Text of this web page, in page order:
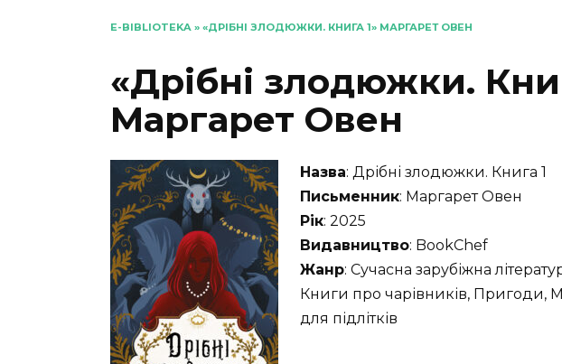
E-BIBLIOTEKA » «ДРІБНІ ЗЛОДЮЖКИ. КНИГА 1» МАРГАРЕТ ОВЕН
«Дрібні злодюжки.
Маргарет Овен
Назва: Дрібні злодюжки. Книга 1
Письменник: Маргарет Овен
Рік: 2025
Видавництво: BookChef
Жанр: Сучасна зарубіжна
Книги про чарівників, Пригоди,
для підлітків